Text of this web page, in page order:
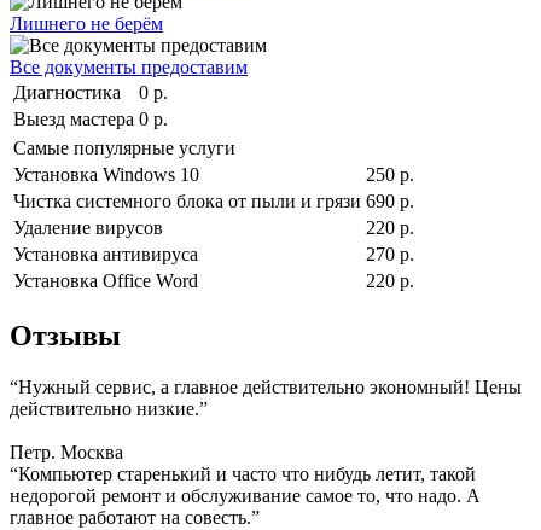
Лишнего не берём
Все документы предоставим
Диагностика
0 р.
Выезд мастера 0 р.
Самые популярные услуги
Установка Windows 10
250 р.
Чистка системного блока от пыли и грязи 690 р.
Удаление вирусов
220 р.
Установка антивируса
270 р.
Установка Office Word
220 р.
Отзывы
“Нужный сервис, а главное действительно экономный! Цены
действительно низкие.”
Петр. Москва
“Компьютер старенький и часто что нибудь летит, такой
недорогой ремонт и обслуживание самое то, что надо. А
главное работают на совесть.”